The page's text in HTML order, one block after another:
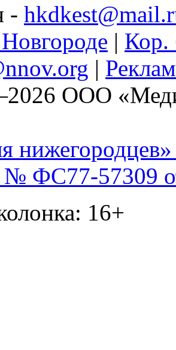
-
| Кор.
|
ООО
нижегородцев»
ФС77-57309
16+